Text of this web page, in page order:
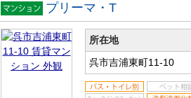
賃貸マン
ション
プリーマ・T
所在地
呉市吉浦東町11-10